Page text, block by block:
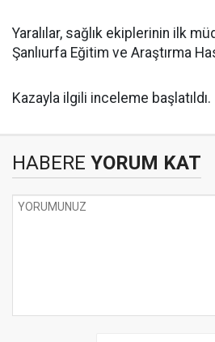
Yaralılar, sağlık ekiplerinin ilk
Şanlıurfa Eğitim ve Araştırma
Kazayla ilgili inceleme başlatıldı.
HABERE YORUM KAT